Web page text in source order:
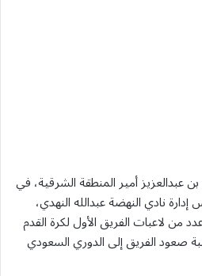
عبدالعزيز أمير المنطقة الشرقية، في
نادي النهضة عبدالله النهدي،
من لاعبات الفريق الأول لكرة القدم
صعود الفريق إلى الدوري السعودي